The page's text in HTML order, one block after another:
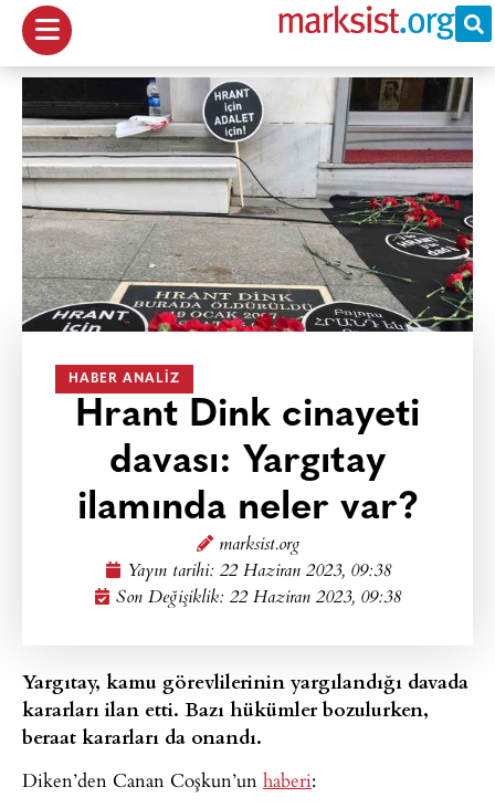
HABER ANALIZ
Hrant Dink cinayeti
davası: Yargıtay
ilamında neler var?
marksist.org
Yayın tarihi: 22 Haziran 2023, 09:38
Son Değişiklik: 22 Haziran 2023, 09:38
Yargıtay, kamu görevlilerinin yargılandığı davada
kararları ilan etti. Bazı hükümler bozulurken,
beraat kararları da onandı.
Diken’den Canan Coşkun’un haberi: